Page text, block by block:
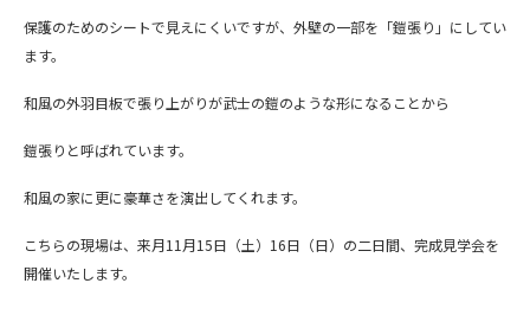
保護のためのシートで見えにくいですが、外壁の一部を「鎧張り」にしてい
ます。
和風の外羽目板で張り上がりが武士の鎧のような形になることから
鎧張りと呼ばれています。
和風の家に更に豪華さを演出してくれます。
こちらの現場は、来月11月15日（土）16日（日）の二日間、完成見学会を
開催いたします。